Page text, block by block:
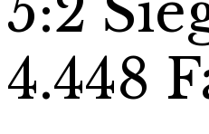
4.448